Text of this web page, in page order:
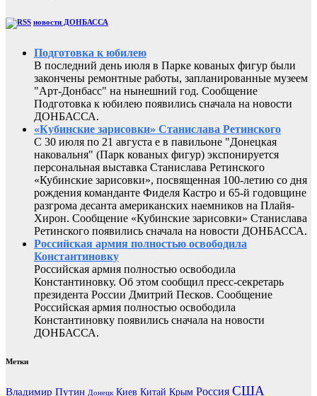
новости ДОНБАССА
Подготовка к юбилею
В последний день июля в Парке кованых фигур были
закончены ремонтные работы, запланированные музеем
"Арт-Донбасс" на нынешний год. Сообщение
Подготовка к юбилею появились сначала на новости
ДОНБАССА.
«Кубинские зарисовки» Станислава Ретинского
С 30 июля по 21 августа е в павильоне "Донецкая
наковальня" (Парк кованых фигур) экспонируется
персональная выставка Станислава Ретинского
«Кубинские зарисовки», посвященная 100-летию со дня
рождения команданте Фиделя Кастро и 65-й годовщине
разгрома десанта американских наемников на Плайя-
Хирон. Сообщение «Кубинские зарисовки» Станислава
Ретинского появились сначала на новости ДОНБАССА.
Российская армия полностью освободила
Константиновку
Российская армия полностью освободила
Константиновку. Об этом сообщил пресс-секретарь
президента России Дмитрий Песков. Сообщение
Российская армия полностью освободила
Константиновку появились сначала на новости
ДОНБАССА.
Метки
Владимир Путин Донецк Киев Китай Крым Россия США